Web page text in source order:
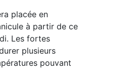
placée en
à partir de ce
Les fortes
plusieurs
pouvant